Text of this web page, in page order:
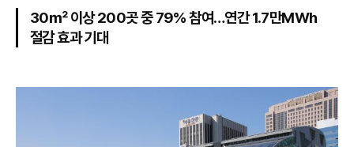
30㎡ 이상 200곳 중 79% 참여…연간 1.7만MWh
절감 효과 기대